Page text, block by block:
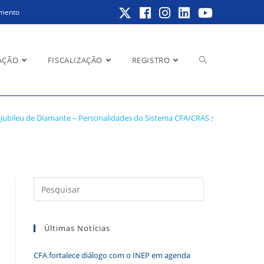
FISCALIZAÇÃO REGISTRO Alternar
pesquisa
do
CRAS se reúnem em
Jubileu de Diamante – Personalidades do Sistema CFA/CRAS se reúnem em
a
Últimas Notícias
CFA fortalece diálogo com o INEP em agenda